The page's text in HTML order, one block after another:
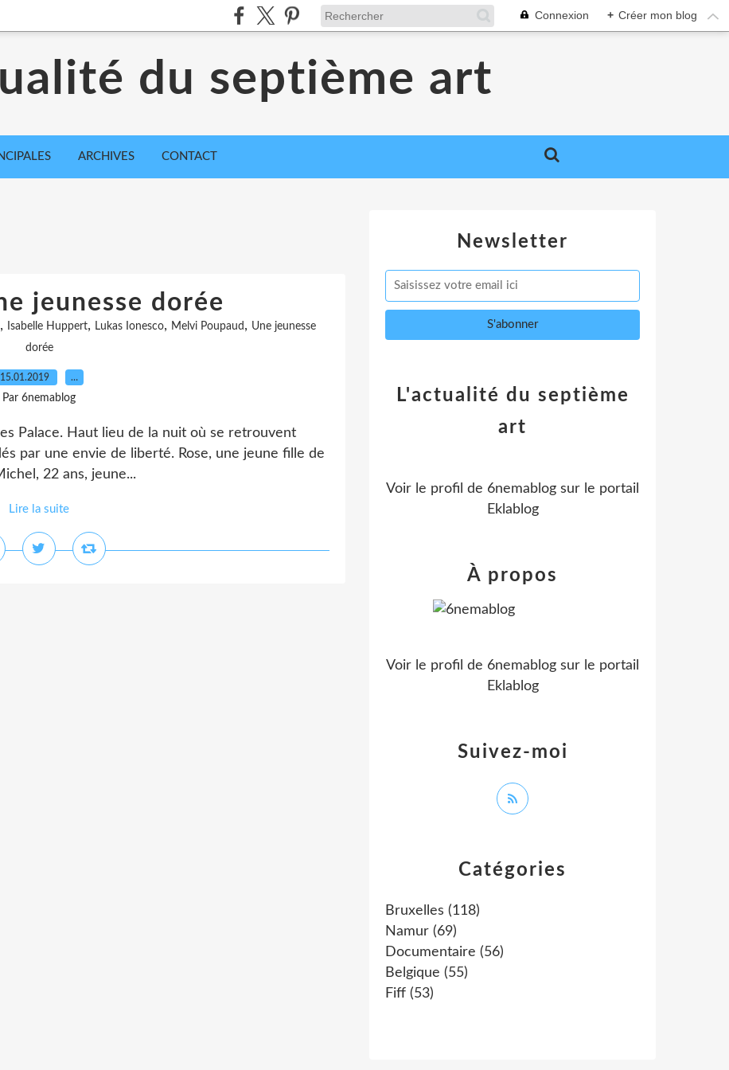
Connexion + Créer mon blog
du septième art
ARCHIVES CONTACT
jeunesse dorée
, Isabelle Huppert, Lukas Ionesco, Melvi Poupaud , Une jeunesse
dorée
15.01.2019 …
Par 6nemablog
Palace. Haut lieu de la nuit où se retrouvent
par une envie de liberté. Rose, une jeune fille de
22 ans, jeune...
Lire la suite
Newsletter
Catégories
Bruxelles (118)
Namur (69)
Documentaire (56)
Belgique (55)
Fiff (53)
L'actualité du septième
art
Voir le profil de 6nemablog sur le portail
Eklablog
Suivez-moi
À propos
Voir le profil de 6nemablog sur le portail
Eklablog